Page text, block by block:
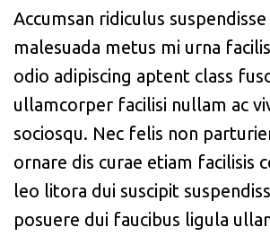
Accumsan ridiculus
malesuada metus mi urna
odio adipiscing aptent class
ullamcorper facilisi nullam ac
sociosqu. Nec felis non
ornare dis curae etiam facilisis
leo litora dui suscipit
posuere dui faucibus ligula